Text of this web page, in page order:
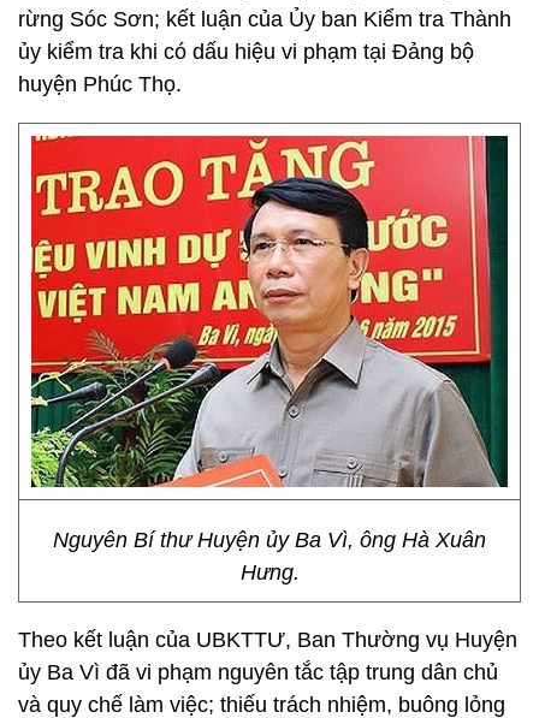
rừng Sóc Sơn; kết luận của Ủy ban Kiểm tra Thành
ủy kiểm tra khi có dấu hiệu vi phạm tại Đảng bộ
huyện Phúc Thọ.
Nguyên Bí thư Huyện ủy Ba Vì, ông Hà Xuân
Hưng.
Theo kết luận của UBKTTƯ, Ban Thường vụ Huyện
ủy Ba Vì đã vi phạm nguyên tắc tập trung dân chủ
và quy chế làm việc; thiếu trách nhiệm, buông lỏng